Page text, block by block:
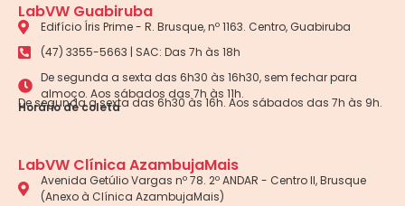
LabVW Guabiruba
Edifício Íris Prime - R. Brusque, nº 1163. Centro, Guabiruba
(47) 3355-5663 | SAC: Das 7h às 18h
De segunda a sexta das 6h30 às 16h30, sem fechar para
almoço. Aos sábados das 7h às 11h.
Horário de coleta
De segunda a sexta das 6h30 às 16h. Aos sábados das 7h às 9h.
LabVW Clínica AzambujaMais
Avenida Getúlio Vargas nº 78. 2º ANDAR - Centro II, Brusque
(Anexo à Clínica AzambujaMais)